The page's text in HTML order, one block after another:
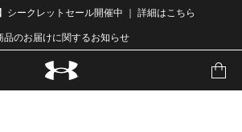
シークレットセール開催中 ｜ 詳細はこちら
品のお届けに関するお知らせ